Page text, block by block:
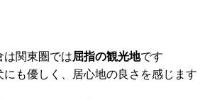
関東圏では屈指の観光地です
も優しく、居心地の良さを感じます